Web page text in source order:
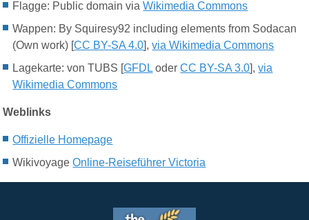
Flagge: Public domain viaWikimedia Commons
Wappen: By Squiresy92 including elements from Sodacan
(Own work) [CC BY-SA 4.0],via Wikimedia Commons
Lagekarte: von TUBS [GFDL oderCC BY-SA 3.0],via
Wikimedia Commons
Weblinks
Offizielle Homepage
WikivoyageOnline-Reiseführer Victoria